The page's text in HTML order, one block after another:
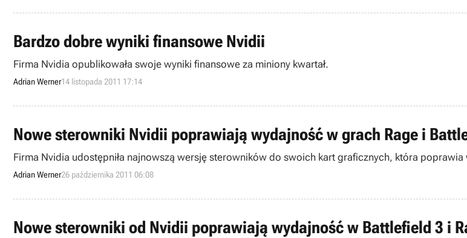
Bardzo dobre wyniki finansowe Nvidii
Firma Nvidia opublikowała swoje wyniki finansowe za miniony kwartał.
Adrian Werner14 listopada 2011 17:14
Nowe sterowniki Nvidii poprawiają wydajność w grach Rage i
Firma Nvidia udostępniła najnowszą wersję sterowników do swoich kart graficznych, która
Adrian Werner26 października 2011 06:08
Nowe sterowniki od Nvidii poprawiają wydajność w Battlefield 3 i